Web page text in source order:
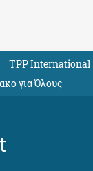
TPP International
για Όλους